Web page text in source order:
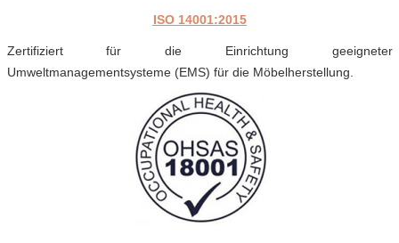
ISO 14001:2015
Zertifiziert für die Einrichtung geeigneter
Umweltmanagementsysteme (EMS) für die Möbelherstellung.